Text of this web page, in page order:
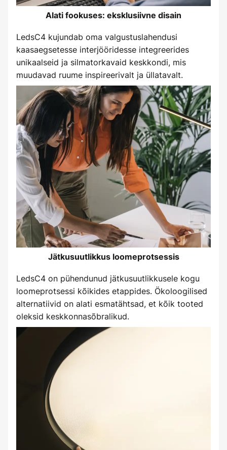
Alati fookuses: eksklusiivne disain
LedsC4 kujundab oma valgustuslahendusi
kaasaegsetesse interjööridesse integreerides
unikaalseid ja silmatorkavaid keskkondi, mis
muudavad ruume inspireerivalt ja üllatavalt.
Jätkusuutlikkus loomeprotsessis
LedsC4 on pühendunud jätkusuutlikkusele kogu
loomeprotsessi kõikides etappides. Ökoloogilised
alternatiivid on alati esmatähtsad, et kõik tooted
oleksid keskkonnasõbralikud.